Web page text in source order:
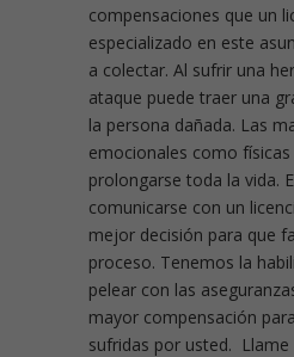
compensaciones que un
especializado en este
a colectar. Al sufrir una
ataque puede traer una
la persona dañada. Las
emocionales como físicas
prolongarse toda la vida.
comunicarse con un
mejor decisión para que
proceso. Tenemos la
pelear con las
mayor compensación
sufridas por usted. Llame